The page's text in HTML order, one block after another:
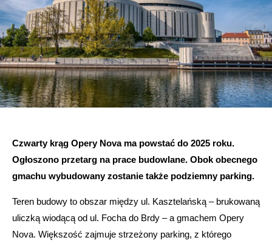
Czwarty krąg Opery Nova ma powstać do 2025 roku.
Ogłoszono przetarg na prace budowlane. Obok obecnego
gmachu wybudowany zostanie także podziemny parking.
Teren budowy to obszar między ul. Kasztelańską – brukowaną
uliczką wiodącą od ul. Focha do Brdy – a gmachem Opery
Nova. Większość zajmuje strzeżony parking, z którego